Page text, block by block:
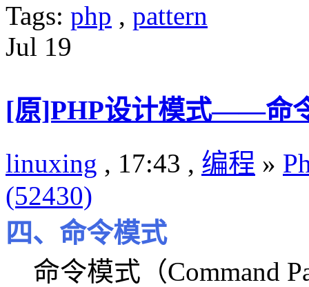
Tags: php , pattern
Jul 19
[原]PHP设计模式——命
linuxing , 17:43 , 编程 »
(52430)
四、命令模式
命令模式（Command